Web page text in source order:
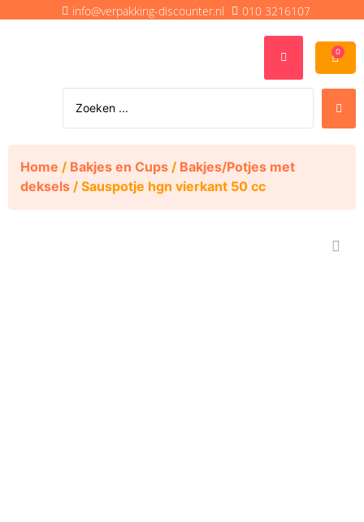
info@verpakking-discounter.nl 010 3216107
0
Home / Bakjes en Cups / Bakjes/Potjes met
deksels / Sauspotje hgn vierkant 50 cc